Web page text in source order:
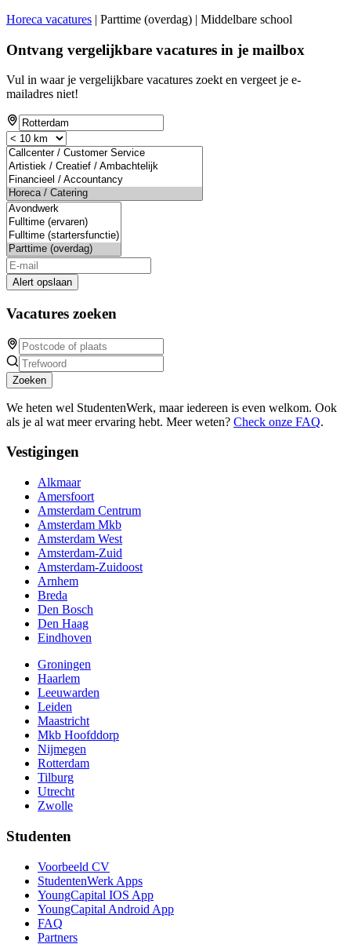
Horeca vacatures | Parttime (overdag) | Middelbare school
Ontvang vergelijkbare vacatures in je mailbox
Vul in waar je vergelijkbare vacatures zoekt en vergeet je e-
mailadres niet!
Alert opslaan
Vacatures zoeken
Zoeken
We heten wel StudentenWerk, maar iedereen is even welkom. Ook
als je al wat meer ervaring hebt. Meer weten? Check onze FAQ.
Vestigingen
Alkmaar
Amersfoort
Amsterdam Centrum
Amsterdam Mkb
Amsterdam West
Amsterdam-Zuid
Amsterdam-Zuidoost
Arnhem
Breda
Den Bosch
Den Haag
Eindhoven
Groningen
Haarlem
Leeuwarden
Leiden
Maastricht
Mkb Hoofddorp
Nijmegen
Rotterdam
Tilburg
Utrecht
Zwolle
Studenten
Voorbeeld CV
StudentenWerk Apps
YoungCapital IOS App
YoungCapital Android App
FAQ
Partners